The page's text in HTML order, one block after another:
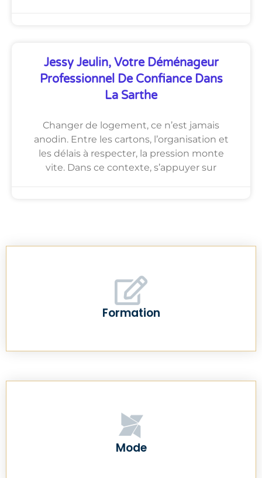
Jessy Jeulin, Votre Déménageur
Professionnel De Confiance Dans
La Sarthe
Changer de logement, ce n’est jamais
anodin. Entre les cartons, l’organisation et
les délais à respecter, la pression monte
vite. Dans ce contexte, s’appuyer sur
Formation
Mode